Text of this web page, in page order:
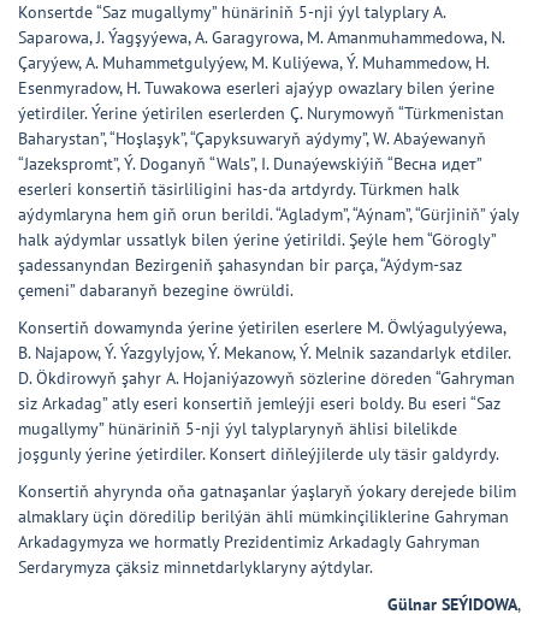
Konsertde “Saz mugallymy” hünäriniň 5-nji ýyl talyplary A.
Saparowa, J. Ýagşyýewa, A. Garagyrowa, M. Amanmuhammedowa, N.
Çaryýew, A. Muhammetgulyýew, M. Kuliýewa, Ý. Muhammedow, H.
Esenmyradow, H. Tuwakowa eserleri ajaýyp owazlary bilen ýerine
ýetirdiler. Ýerine ýetirilen eserlerden Ç. Nurymowyň “Türkmenistan
Baharystan”, “Hoşlaşyk”, “Çapyksuwaryň aýdymy”, W. Abaýewanyň
“Jazekspromt”, Ý. Doganyň “Wals”, I. Dunaýewskiýiň “Весна идет”
eserleri konsertiň täsirliligini has-da artdyrdy. Türkmen halk
aýdymlaryna hem giň orun berildi. “Agladym”, “Aýnam”, “Gürjiniň” ýaly
halk aýdymlar ussatlyk bilen ýerine ýetirildi. Şeýle hem “Görogly”
şadessanyndan Bezirgeniň şahasyndan bir parça, “Aýdym-saz
çemeni” dabaranyň bezegine öwrüldi.
Konsertiň dowamynda ýerine ýetirilen eserlere M. Öwlýagulyýewa,
B. Najapow, Ý. Ýazgylyjow, Ý. Mekanow, Ý. Melnik sazandarlyk etdiler.
D. Ökdirowyň şahyr A. Hojaniýazowyň sözlerine döreden “Gahryman
siz Arkadag” atly eseri konsertiň jemleýji eseri boldy. Bu eseri “Saz
mugallymy” hünäriniň 5-nji ýyl talyplarynyň ählisi bilelikde
joşgunly ýerine ýetirdiler. Konsert diňleýjilerde uly täsir galdyrdy.
Konsertiň ahyrynda oňa gatnaşanlar ýaşlaryň ýokary derejede bilim
almaklary üçin döredilip berilýän ähli mümkinçiliklerine Gahryman
Arkadagymyza we hormatly Prezidentimiz Arkadagly Gahryman
Serdarymyza çäksiz minnetdarlyklaryny aýtdylar.
Gülnar SEÝIDOWA,